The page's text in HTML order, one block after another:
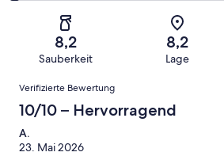
Hervorragend
Bewertung
Gut
Bewertung
Okay
Gästebewertungen
von
Schlecht
insgesamt
Gästebewertungen
haben
eine
Bewertung
von
8,2
Sauberkeit
8,2
Lage
Bewertungen
Verifizierte Bewertung
10/10 – Hervorragend
A.
23. Mai 2026